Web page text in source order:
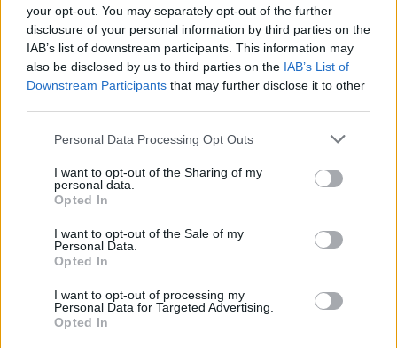
your opt-out. You may separately opt-out of the further
disclosure of your personal information by third parties on the
IAB’s list of downstream participants. This information may
also be disclosed by us to third parties on the IAB’s List of
Downstream Participants that may further disclose it to other
Please note that this website/app uses one or more Google
not limited to your visit or usage behaviour. You may click to
grant or deny consent to Google and its third-party tags to
use your data for below specified purposes in below Google
consent section.
Personal Data Processing Opt Outs
I want to opt-out of the Sharing of my
personal data.
Opted In
I want to opt-out of the Sale of my
Personal Data.
Opted In
I want to opt-out of processing my
Personal Data for Targeted Advertising.
Opted In
Többek közt azért is nehéz meggyőzni az
összeesküvésben hívőket tévedésükről, mert
számukra a bizonyítékok esetleges hiánya is
bizonyítékként szolgál elméletük
alátámasztására.
Minden egy irányba mutat
látnak, és ők azok, akik a képzeletbeli
pontokat összekötik. A véletlenszerű
események mögött minden esetben
szándékosságot vélnek felfedezni.